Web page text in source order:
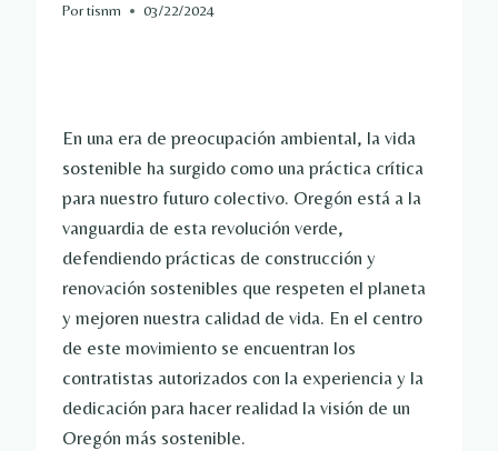
Portisnm 03/22/2024
En una era de preocupación ambiental, la vida
sostenible ha surgido como una práctica crítica
para nuestro futuro colectivo. Oregón está a la
vanguardia de esta revolución verde,
defendiendo prácticas de construcción y
renovación sostenibles que respeten el planeta
y mejoren nuestra calidad de vida. En el centro
de este movimiento se encuentran los
contratistas autorizados con la experiencia y la
dedicación para hacer realidad la visión de un
Oregón más sostenible.